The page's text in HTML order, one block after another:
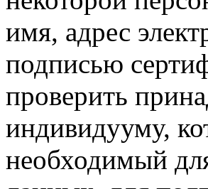
имя, адрес
подписью
проверить
индивидууму,
необходимый